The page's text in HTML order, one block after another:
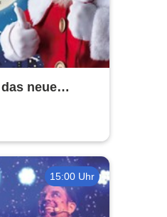
neue
(nicht
15:00 Uhr